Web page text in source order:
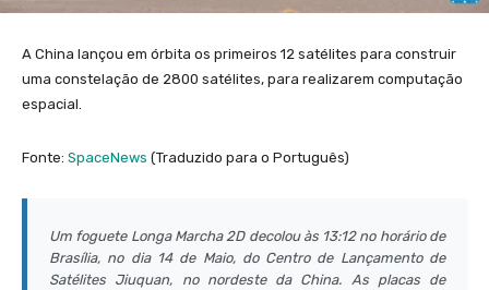
A China lançou em órbita os primeiros 12 satélites para construir
uma constelação de 2800 satélites, para realizarem computação
espacial.
Fonte: SpaceNews (Traduzido para o Português)
Um foguete Longa Marcha 2D decolou às 13:12 no horário de
Brasília, no dia 14 de Maio, do Centro de Lançamento de
Satélites Jiuquan, no nordeste da China. As placas de